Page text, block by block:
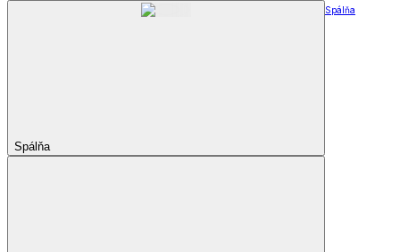
Spálňa
Spálňa